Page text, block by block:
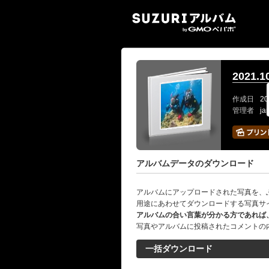
作成日
管理者
アルバムデータのダウンロード
アルバムにアップロードされた写真を
用途にあわせてダウンロードする写真
アルバムの合い言葉が分かる方であれ
写真やアルバムに投稿されたコメント
一括ダウンロード